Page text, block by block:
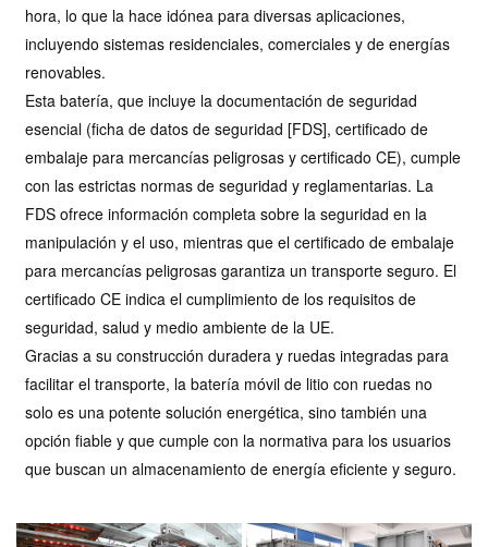
hora, lo que la hace idónea para diversas aplicaciones,
incluyendo sistemas residenciales, comerciales y de energías
renovables.
Esta batería, que incluye la documentación de seguridad
esencial (ficha de datos de seguridad [FDS], certificado de
embalaje para mercancías peligrosas y certificado CE), cumple
con las estrictas normas de seguridad y reglamentarias. La
FDS ofrece información completa sobre la seguridad en la
manipulación y el uso, mientras que el certificado de embalaje
para mercancías peligrosas garantiza un transporte seguro. El
certificado CE indica el cumplimiento de los requisitos de
seguridad, salud y medio ambiente de la UE.
Gracias a su construcción duradera y ruedas integradas para
facilitar el transporte, la batería móvil de litio con ruedas no
solo es una potente solución energética, sino también una
opción fiable y que cumple con la normativa para los usuarios
que buscan un almacenamiento de energía eficiente y seguro.